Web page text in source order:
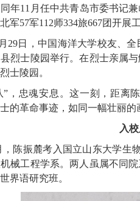
年11 月任中共青岛市委书记
军57军112师334旅667团开展
月 29日，中国海洋大学校友、
烈士陵园举行。在烈士亲属
士陵园。
”，忠魂安息。这一刻，距离
的革命事迹，如同一幅壮丽的
入
，陈振麓考入国立山东大学生
械工程学系。两人虽属不同
界语研究班。